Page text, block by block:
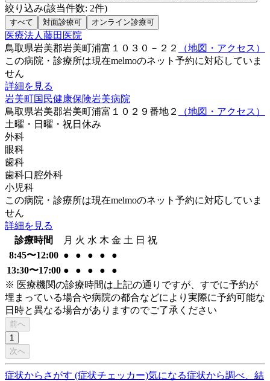
絞り込み(該当件数: 2件)
すべて 対面診療可 オンライン診療可
医療法人藤田医院
鳥取県岩美郡岩美町浦富１０３０－２２
（地図・アクセス）
この病院・診療所は現在melmoのネット予約に対応していま
せん
詳細を見る
岩美町国民健康保険岩美病院
鳥取県岩美郡岩美町浦富１０２９番地２
（地図・アクセス）
土曜・日曜・祝日 休み
外科
眼科
歯科
歯科口腔外科
小児科
この病院・診療所は現在melmoのネット予約に対応していま
せん
詳細を見る
診療時間
月 火 水 木 金 土 日 祝
8:45〜12:00 ● ● ● ●
●
13:30〜17:00 ● ● ● ●
●
※ 医療機関の診療時間は上記の通りですが、すでに予約が
埋まっている場合や病院の都合などにより実際に予約可能な
日時と異なる場合がありますのでご了承ください
前へ
1
次へ
症状からさがす (症状チェッカー)気になる症状から調べ、結